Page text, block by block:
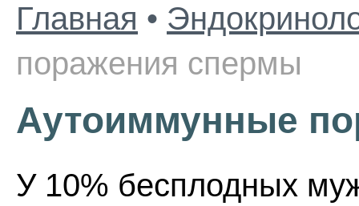
Главная •
поражения спермы
Аутоиммунные
У 10% бесплодных